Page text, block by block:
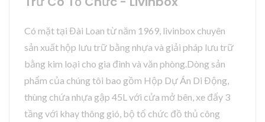
Có mặt tại Đài Loan từ năm 1969, livinbox chuyên
sản xuất hộp lưu trữ bằng nhựa và giải pháp lưu trữ
bằng kim loại cho gia đình và văn phòng.Dòng sản
phẩm của chúng tôi bao gồm Hộp Dự Án Di Động,
thùng chứa nhựa gập 45L với cửa mở bên, xe đẩy 3
tầng với khay thông gió, bộ tổ chức đồ thủ công